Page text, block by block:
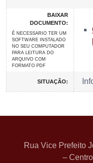
BAIXAR
DOCUMENTO:
É NECESSARIO TER UM
SOFTWARE INSTALADO
NO SEU COMPUTADOR
PARA LEITURA DO
ARQUIVO COM
FORMATO PDF
SITUAÇÃO:
Rua Vice Prefeito
–